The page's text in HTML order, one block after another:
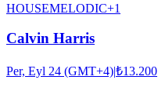
HOUSEMELODIC+1
Calvin Harris
Per, Eyl 24 (GMT+4)|₺13.200